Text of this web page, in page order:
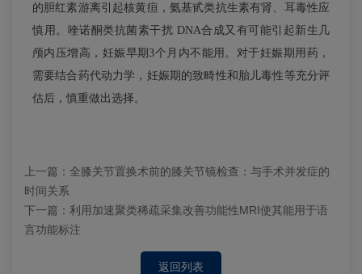
的胆红素游离引起核黄疸，氨基甙类抗生素有肾、耳毒性应
慎用。喹诺酮类抗菌素干扰 DNA合成又有可能引起新生几
颅内压增高，妊娠早期3个月内不能用。对于妊娠期用药，
需要结合药代动力学，妊娠期的致畸性和胎儿毒性等充分评
估后，慎重做出选择。
上一篇： 全膝关节置换术前的膝关节镜检查：与手术并发症的
时间关系
下一篇： 利用加速聚类稀疏采集改善功能性MRI使其能用于语
言功能标注
返回列表